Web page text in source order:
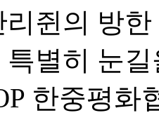
리쥔의 방
특별히 눈
한중평화